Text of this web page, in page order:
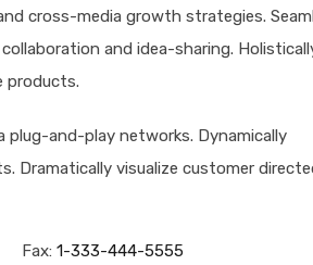
cross-media growth strategies.
and idea-sharing.
products.
plug-and-play networks. Dynamically
Dramatically visualize customer
Fax: 1-333-444-5555